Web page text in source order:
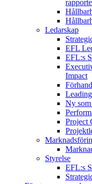
Ledarskap
EFL
EFL:s
Impact
Ny
Project
Styrelse
EFL:s